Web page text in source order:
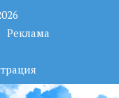
Реклама